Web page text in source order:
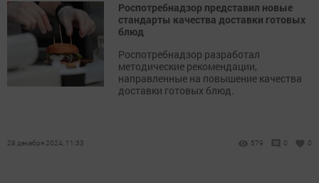
Роспотребнадзор представил новые
стандарты качества доставки готовых
блюд
Роспотребнадзор разработал
методические рекомендации,
направленные на повышение качества
доставки готовых блюд.
28 декабря 2024, 11:33 579 0 0